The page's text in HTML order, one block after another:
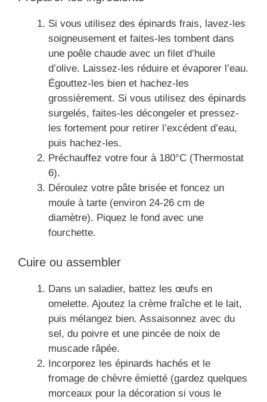
Si vous utilisez des épinards frais, lavez-les
soigneusement et faites-les tombent dans
une poêle chaude avec un filet d’huile
d’olive. Laissez-les réduire et évaporer l’eau.
Égouttez-les bien et hachez-les
grossièrement. Si vous utilisez des épinards
surgelés, faites-les décongeler et pressez-
les fortement pour retirer l’excédent d’eau,
puis hachez-les.
Préchauffez votre four à 180°C (Thermostat
6).
Déroulez votre pâte brisée et foncez un
moule à tarte (environ 24-26 cm de
diamètre). Piquez le fond avec une
fourchette.
Cuire ou assembler
Dans un saladier, battez les œufs en
omelette. Ajoutez la crème fraîche et le lait,
puis mélangez bien. Assaisonnez avec du
sel, du poivre et une pincée de noix de
muscade râpée.
Incorporez les épinards hachés et le
fromage de chèvre émietté (gardez quelques
morceaux pour la décoration si vous le